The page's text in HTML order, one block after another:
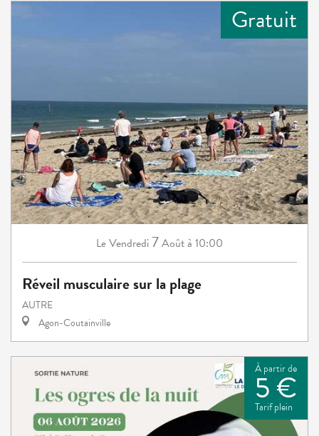
Gratuit
LeVendredi7Aoûtà 10:00
Réveil musculaire sur la plage
AUTRE
Agon-Coutainville
À partir de
5 €
Tarif plein